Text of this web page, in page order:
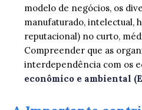
modelo de negócios, os
manufaturado, intelectual,
reputacional) no curto,
Compreender que as
interdependência com os
econômico e ambiental